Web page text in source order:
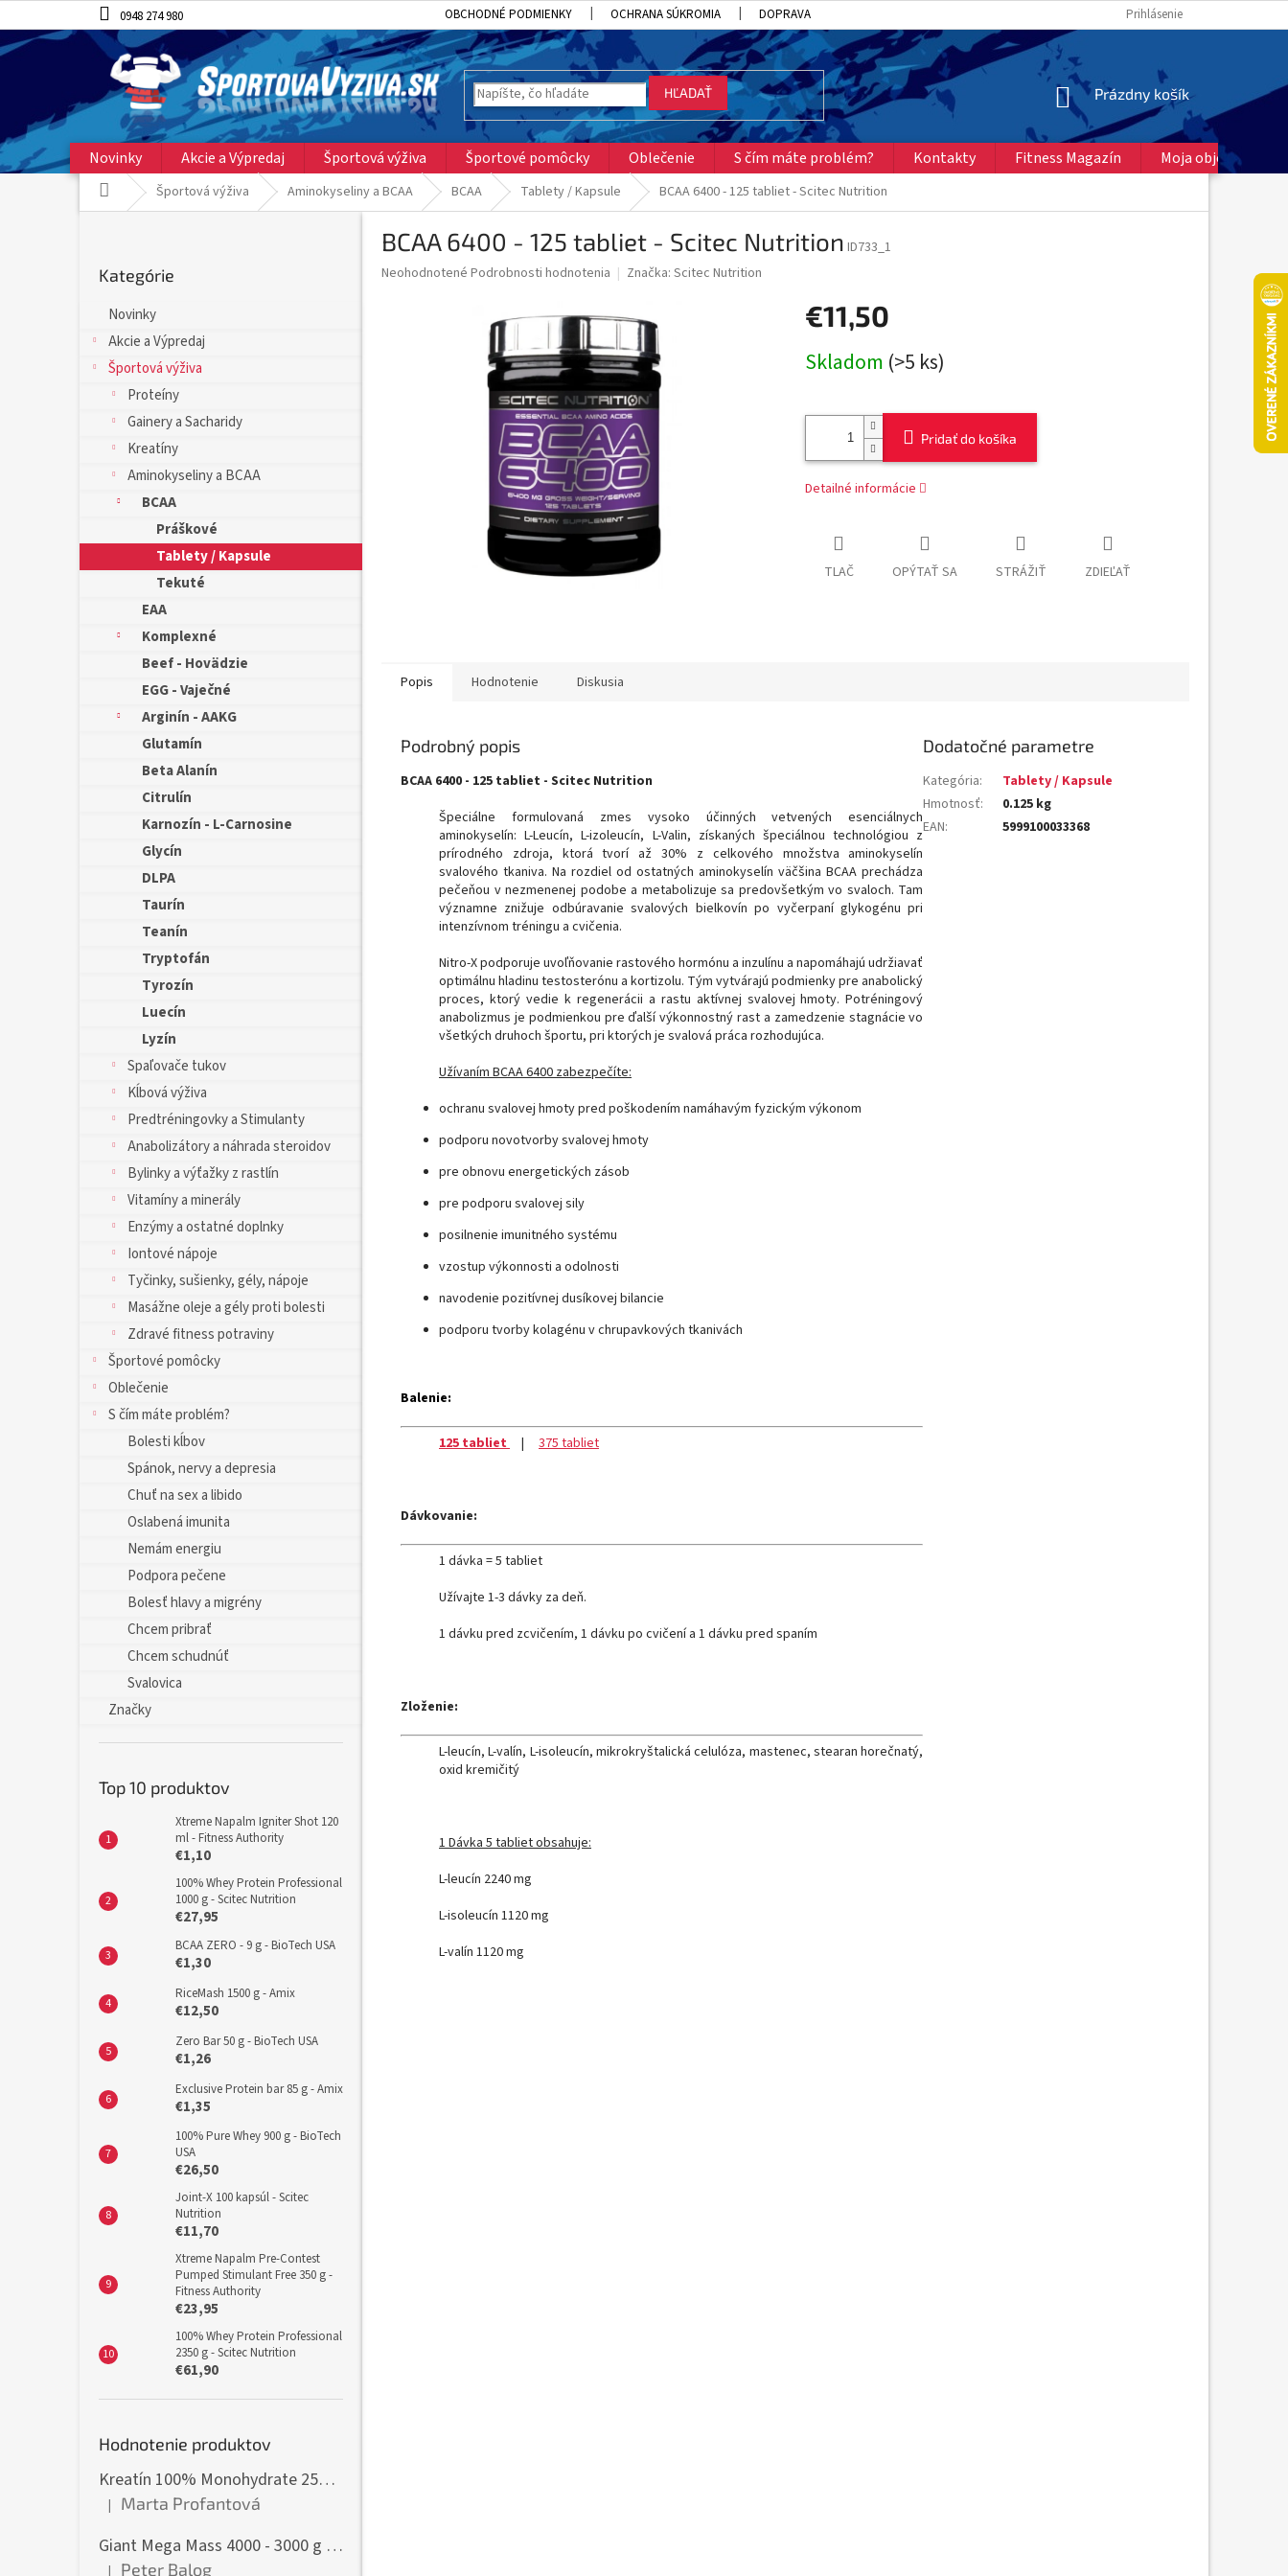
na
obsah
0948 274 980 OBCHODNÉ PODMIENKY OCHRANA SÚKROMIA DOPRAVA Prihlásenie
HĽADAŤ
NÁKUPNÝ
KOŠÍK
Prázdny košík
Novinky Akcie a Výpredaj Športová výživa Športové pomôcky Oblečenie S čím máte problém? Kontakty Fitness Magazín Moja objednávka
DomovŠportová výživa Aminokyseliny a BCAA BCAA Tablety / Kapsule BCAA 6400 - 125 tabliet - Scitec Nutrition
kategórie
Kategórie
Novinky
Akcie a Výpredaj
Športová výživa
Proteíny
Gainery a Sacharidy
Kreatíny
Aminokyseliny a BCAA
BCAA
Práškové
Tablety / Kapsule
Tekuté
EAA
Komplexné
Beef - Hovädzie
EGG - Vaječné
Arginín - AAKG
Glutamín
Beta Alanín
Citrulín
Karnozín - L-Carnosine
Glycín
DLPA
Taurín
Teanín
Tryptofán
Tyrozín
Luecín
Lyzín
Spaľovače tukov
Kĺbová výživa
Predtréningovky a Stimulanty
Anabolizátory a náhrada steroidov
Bylinky a výťažky z rastlín
Vitamíny a minerály
Enzýmy a ostatné doplnky
Iontové nápoje
Tyčinky, sušienky, gély, nápoje
Masážne oleje a gély proti bolesti
Zdravé fitness potraviny
Športové pomôcky
Oblečenie
S čím máte problém?
Bolesti kĺbov
Spánok, nervy a depresia
Chuť na sex a libido
Oslabená imunita
Nemám energiu
Podpora pečene
Bolesť hlavy a migrény
Chcem pribrať
Chcem schudnúť
Svalovica
Značky
Top 10 produktov
Xtreme Napalm Igniter Shot 120
ml - Fitness Authority
€1,10
100% Whey Protein Professional
1000 g - Scitec Nutrition
€27,95
BCAA ZERO - 9 g - BioTech USA
€1,30
RiceMash 1500 g - Amix
€12,50
Zero Bar 50 g - BioTech USA
€1,26
Exclusive Protein bar 85 g - Amix
€1,35
100% Pure Whey 900 g - BioTech
USA
€26,50
Joint-X 100 kapsúl - Scitec
Nutrition
€11,70
Xtreme Napalm Pre-Contest
Pumped Stimulant Free 350 g -
Fitness Authority
€23,95
100% Whey Protein Professional
2350 g - Scitec Nutrition
€61,90
Hodnotenie produktov
Kreatín 100% Monohydrate 250 g - GymBeam
Hodnotenie produktu je 5 z 5 hviezdičiek.
| Marta Profantová
Giant Mega Mass 4000 - 3000 g - Weider
| Peter Balog
BCAA 6400 - 125 tabliet - Scitec Nutrition ID733_1
Priemerné
Neohodnotené Podrobnosti hodnotenia Značka: Scitec Nutrition
€11,50
cena:
Skladom (>5 ks)
Pridať do košíka
Detailné informácie
TLAČ OPÝTAŤ SA STRÁŽIŤ ZDIEĽAŤ
Popis Hodnotenie Diskusia
Podrobný popis
BCAA 6400 - 125 tabliet - Scitec Nutrition
Špeciálne formulovaná
zmes vysoko účinných vetvených
esenciálnych
aminokyselín: L-Leucín, L-izoleucín, L-Valin, získaných špeciálnou technológiou z
prírodného zdroja, ktorá tvorí až 30% z celkového množstva aminokyselín
svalového tkaniva. Na rozdiel od ostatných aminokyselín väčšina BCAA prechádza
pečeňou v nezmenenej podobe a metabolizuje sa predovšetkým vo svaloch. Tam
významne znižuje odbúravanie svalových bielkovín po vyčerpaní glykogénu pri
intenzívnom tréningu a cvičenia.
Nitro-Xpodporuje uvoľňovanie rastového hormónu a inzulínu a napomáhajú udržiavať
optimálnu hladinu testosterónu a kortizolu. Tým vytvárajú podmienky pre anabolický
proces, ktorý vedie k regenerácii a rastu aktívnej svalovej hmoty. Potréningový
anabolizmus je podmienkou pre ďalšívýkonnostný rast a zamedzenie stagnácie vo
všetkých druhoch športu, pri ktorých je svalová práca rozhodujúca.
Užívaním BCAA 6400 zabezpečíte:
ochranu svalovej hmotypred poškodením namáhavým fyzickým výkonom
podporu novotvorbysvalovej hmoty
pre obnovu energetických zásob
pre podporu svalovej sily
posilnenie imunitného systému
vzostup výkonnosti a odolnosti
navodenie pozitívnej dusíkovej bilancie
podporu tvorbykolagénu vchrupavkových tkanivách
Balenie:
125 tabliet | 375 tabliet
Dávkovanie:
1 dávka = 5 tabliet
Užívajte 1-3 dávky za deň.
1 dávku pred zcvičením, 1 dávku po cvičení a 1 dávku pred spaním
Zloženie:
L-leucín, L-valín, L-isoleucín, mikrokryštalická celulóza, mastenec, stearan horečnatý,
oxid kremičitý
1 Dávka 5 tabliet obsahuje:
L-leucín 2240 mg
L-isoleucín 1120 mg
L-valín 1120 mg
Dodatočné parametre
Kategória:
Tablety / Kapsule
Hmotnosť:
0.125 kg
EAN: 5999100033368